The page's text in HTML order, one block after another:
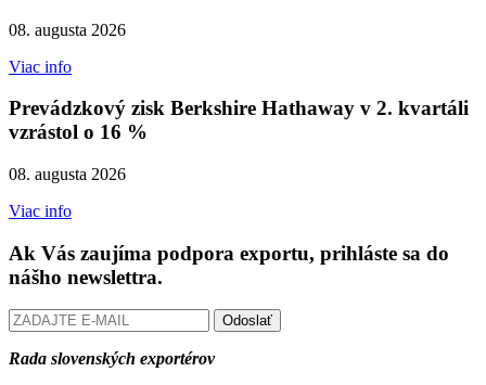
08. augusta 2026
Viac info
Prevádzkový zisk Berkshire Hathaway v 2. kvartáli
vzrástol o 16 %
08. augusta 2026
Viac info
Ak Vás zaujíma podpora exportu, prihláste sa do
nášho newslettra.
Odoslať
Rada slovenských exportérov